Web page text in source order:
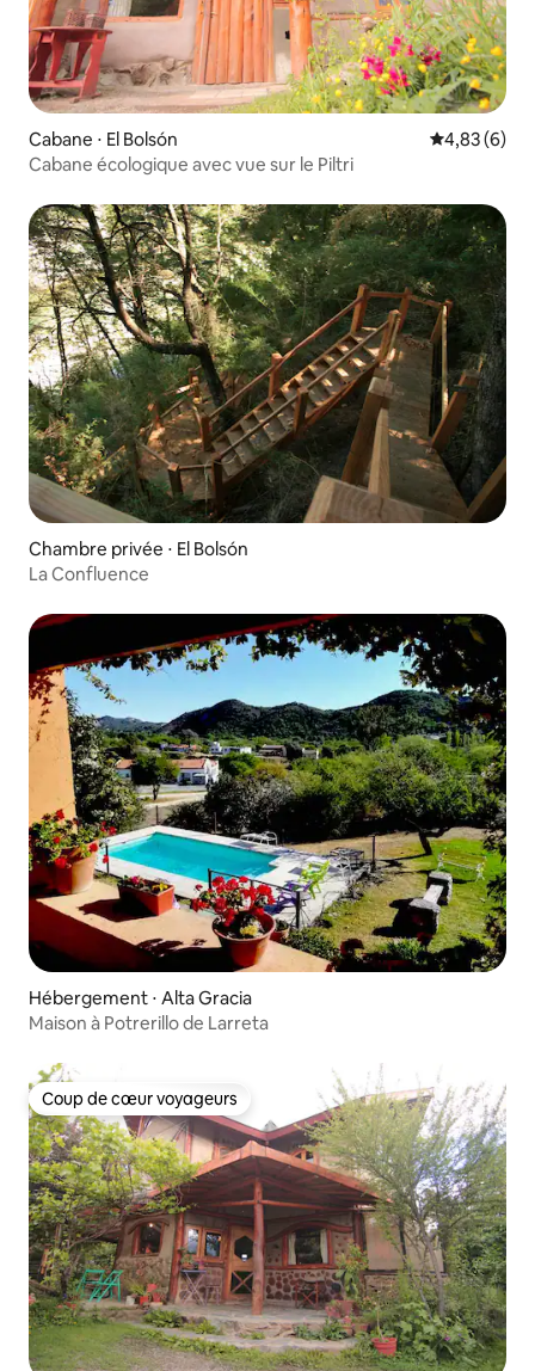
Cabane ⋅ El Bolsón Évaluation
4,83 (6)
Cabane écologique avec vue sur le Piltri
Chambre privée ⋅ El Bolsón
La Confluence
Hébergement ⋅ Alta Gracia
Maison à Potrerillo de Larreta
Coup de cœur voyageurs
Coup de cœur voyageurs